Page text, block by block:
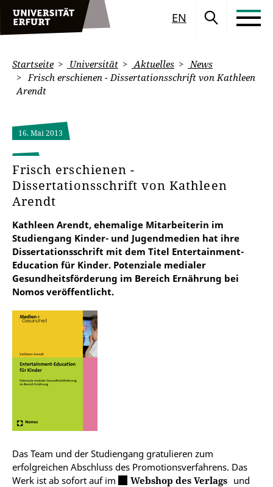
EN
Startseite Universität Aktuelles
News
Frisch erschienen - Dissertationsschrift von Kathleen
Arendt
16. Mai 2013
Frisch erschienen -
Dissertationsschrift von Kathleen
Arendt
Kathleen Arendt, ehemalige Mitarbeiterin im
Studiengang Kinder- und Jugendmedien hat ihre
Dissertationsschrift mit dem Titel Entertainment-
Education für Kinder. Potenziale medialer
Gesundheitsförderung im Bereich Ernährung bei
Nomos veröffentlicht.
Das Team und der Studiengang gratulieren zum
erfolgreichen Abschluss des Promotionsverfahrens. Das
Werk ist ab sofort auf im
Webshop des Verlags und